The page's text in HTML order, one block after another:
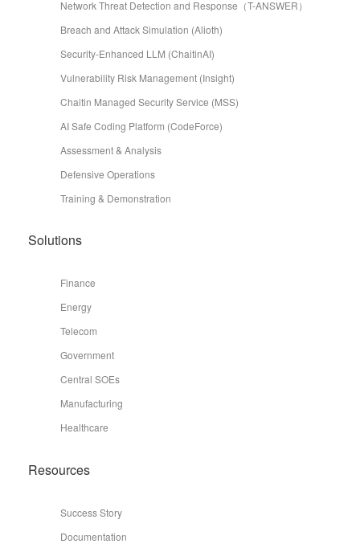
Network Threat Detection and Response（T-ANSWER）
Breach and Attack Simulation (Alioth)
Security-Enhanced LLM (ChaitinAI)
Vulnerability Risk Management (Insight)
Chaitin Managed Security Service (MSS)
AI Safe Coding Platform (CodeForce)
Assessment & Analysis
Defensive Operations
Training & Demonstration
Solutions
Finance
Energy
Telecom
Government
Central SOEs
Manufacturing
Healthcare
Resources
Success Story
Documentation